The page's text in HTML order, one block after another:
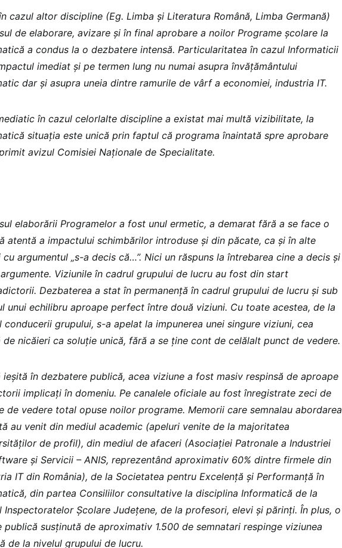
cazul altor discipline (Eg. Limba și Literatura Română, Limba Germană)
de elaborare, avizare și în final aprobare a noilor Programe școlare la
a condus la o dezbatere intensă. Particularitatea în cazul Informaticii
imediat și pe termen lung nu numai asupra învățământului
dar și asupra uneia dintre ramurile de vârf a economiei, industria IT.
în cazul celorlalte discipline a existat mai multă vizibilitate, la
situația este unică prin faptul că programa înaintată spre aprobare
avizul Comisiei Naționale de Specialitate.
elaborării Programelor a fost unul ermetic, a demarat fără a se face o
atentă a impactului schimbărilor introduse și din păcate, ca și în alte
cu argumentul „s-a decis că…”. Nici un răspuns la întrebarea cine a decis și
Viziunile în cadrul grupului de lucru au fost din start
Dezbaterea a stat în permanență în cadrul grupului de lucru și sub
unui echilibru aproape perfect între două viziuni. Cu toate acestea, de la
conducerii grupului, s-a apelat la impunerea unei singure viziuni, cea
de nicăieri ca soluție unică, fără a se ține cont de celălalt punct de vedere.
ieșită în dezbatere publică, acea viziune a fost masiv respinsă de aproape
implicați în domeniu. Pe canalele oficiale au fost înregistrate zeci de
de vedere total opuse noilor programe. Memorii care semnalau abordarea
au venit din mediul academic (apeluri venite de la majoritatea
de profil), din mediul de afaceri (Asociației Patronale a Industriei
și Servicii – ANIS, reprezentând aproximativ 60% dintre firmele din
IT din România), de la Societatea pentru Excelență și Performanță în
din partea Consiliilor consultative la disciplina Informatică de la
Inspectoratelor Școlare Județene, de la profesori, elevi și părinți. În plus, o
publică susținută de aproximativ 1.500 de semnatari respinge viziunea
de la nivelul grupului de lucru.